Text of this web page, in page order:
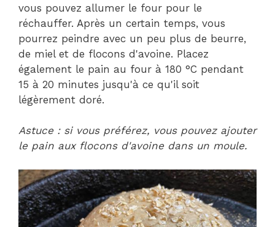
vous pouvez allumer le four pour le
réchauffer. Après un certain temps, vous
pourrez peindre avec un peu plus de beurre,
de miel et de flocons d'avoine. Placez
également le pain au four à 180 °C pendant
15 à 20 minutes jusqu'à ce qu'il soit
légèrement doré.
Astuce : si vous préférez, vous pouvez ajouter
le pain aux flocons d'avoine dans un moule.